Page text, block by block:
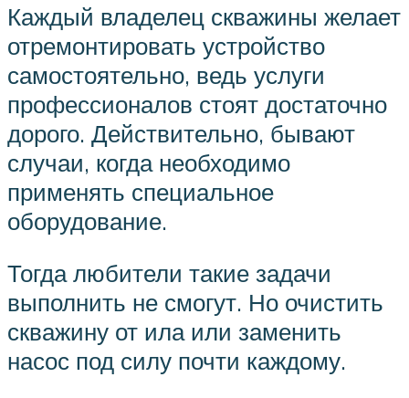
Каждый владелец скважины желает
отремонтировать устройство
самостоятельно, ведь услуги
профессионалов стоят достаточно
дорого. Действительно, бывают
случаи, когда необходимо
применять специальное
оборудование.
Тогда любители такие задачи
выполнить не смогут. Но очистить
скважину от ила или заменить
насос под силу почти каждому.